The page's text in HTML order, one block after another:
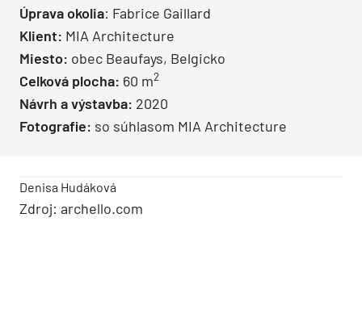
Úprava okolia: Fabrice Gaillard
Klient: MIA Architecture
Miesto: obec Beaufays, Belgicko
Celková plocha: 60 m2
Návrh a výstavba: 2020
Fotografie: so súhlasom MIA Architecture
Denisa Hudáková
Zdroj: archello.com